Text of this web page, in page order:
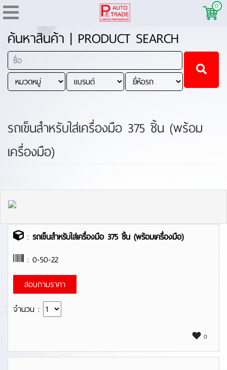
0
ค้นหาสินค้า | PRODUCT SEARCH
รถเข็นสำหรับใส่เครื่องมือ 375 ชิ้น (พร้อม
เครื่องมือ)
: รถเข็นสำหรับใส่เครื่องมือ 375 ชิ้น (พร้อมเครื่องมือ)
: 0-50-22
สอบถามราคา
จำนวน :
0